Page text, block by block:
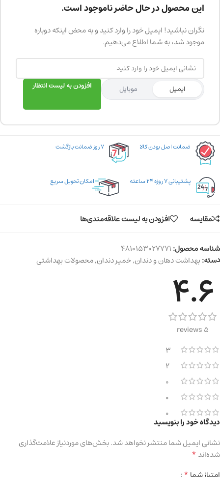
این محصول در حال حاضر ناموجود است.
نگران نباشید! ایمیل خود را وارد کنید و به محض اینکه دوباره
موجود شد، به شما اطلاع می‌دهیم.
ایمیل موبایل افزودن به لیست انتظار
ضمانت اصل بودن کالا ۷ روز ضمانت بازگشت
پشتیبانی ۷ روزه ۲۴ ساعته امکان تحویل سریع
مقایسه افزودن به لیست علاقه‌مندی‌ها
شناسه محصول:4810153027771
دسته:بهداشت دهان و دندان,خمیر دندان,محصولات بهداشتی
4.6
5 reviews
3
2
0
0
0
دیدگاه خود را بنویسید
نشانی ایمیل شما منتشر نخواهد شد.بخش‌های موردنیاز علامت‌گذاری
شده‌اند*